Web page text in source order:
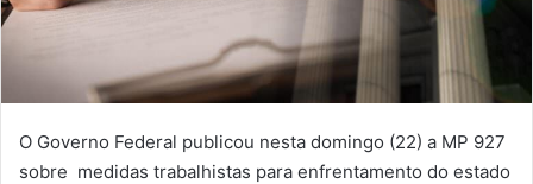
O Governo Federal publicou nesta domingo (22) a MP 927
sobre medidas trabalhistas para enfrentamento do estado